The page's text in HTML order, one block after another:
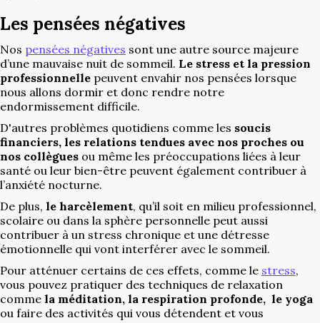
Les pensées négatives
Nos pensées négatives sont une autre source majeure
d’une mauvaise nuit de sommeil. Le stress et la pression
professionnelle peuvent envahir nos pensées lorsque
nous allons dormir et donc rendre notre
endormissement difficile.
D'autres problèmes quotidiens comme les soucis
financiers, les relations tendues avec nos proches ou
nos collègues ou même les préoccupations liées à leur
santé ou leur bien-être peuvent également contribuer à
l’anxiété nocturne.
De plus, le harcèlement, qu’il soit en milieu professionnel,
scolaire ou dans la sphère personnelle peut aussi
contribuer à un stress chronique et une détresse
émotionnelle qui vont interférer avec le sommeil.
Pour atténuer certains de ces effets, comme le stress,
vous pouvez pratiquer des techniques de relaxation
comme la méditation, la respiration profonde, le yoga
ou faire des activités qui vous détendent et vous